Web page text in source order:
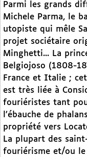
Parmi les grands
Michele Parma, le
utopiste qui mêle
projet sociétaire
Minghetti... La
Belgiojoso (1808-
France et Italie ;
est très liée à
fouriéristes tant
l’ébauche de
propriété vers
La plupart des
fouriérisme et/ou le